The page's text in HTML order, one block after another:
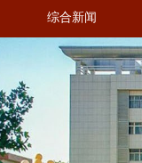
综合新闻